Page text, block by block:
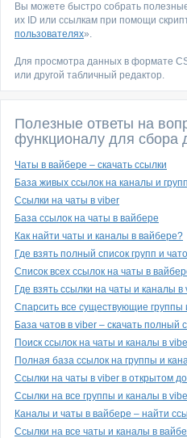
Вы можете быстро собрать
их ID или ссылкам при помощи
пользователях».
Для просмотра данных в формате
или другой табличный редактор.
Полезные ответы на
функционалу для сбора
Чаты в вайбере – скачать ссылки
База живых ссылок на каналы и
Ссылки на чаты в viber
База ссылок на чаты в вайбере
Как найти чаты и каналы в вайбере?
Где взять полный список групп и
Список всех ссылок на чаты в
Где взять ссылки на чаты и каналы
Спарсить все существующие группы
База чатов в viber – скачать полный
Поиск ссылок на чаты и каналы в
Полная база ссылок на группы и
Ссылки на чаты в viber в открытом
Ссылки на все группы и каналы в
Каналы и чаты в вайбере – найти
Ссылки на все чаты и каналы в